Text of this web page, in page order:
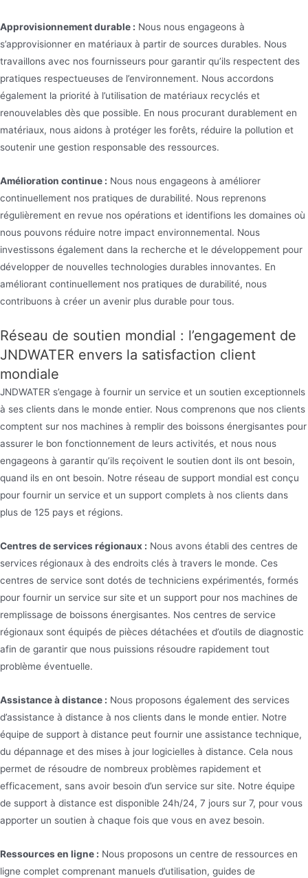
Approvisionnement durable : Nous nous engageons à
s’approvisionner en matériaux à partir de sources durables. Nous
travaillons avec nos fournisseurs pour garantir qu’ils respectent des
pratiques respectueuses de l’environnement. Nous accordons
également la priorité à l’utilisation de matériaux recyclés et
renouvelables dès que possible. En nous procurant durablement en
matériaux, nous aidons à protéger les forêts, réduire la pollution et
soutenir une gestion responsable des ressources.
Amélioration continue : Nous nous engageons à améliorer
continuellement nos pratiques de durabilité. Nous reprenons
régulièrement en revue nos opérations et identifions les domaines où
nous pouvons réduire notre impact environnemental. Nous
investissons également dans la recherche et le développement pour
développer de nouvelles technologies durables innovantes. En
améliorant continuellement nos pratiques de durabilité, nous
contribuons à créer un avenir plus durable pour tous.
Réseau de soutien mondial : l’engagement de
JNDWATER envers la satisfaction client
mondiale
JNDWATER s’engage à fournir un service et un soutien exceptionnels
à ses clients dans le monde entier. Nous comprenons que nos clients
comptent sur nos machines à remplir des boissons énergisantes pour
assurer le bon fonctionnement de leurs activités, et nous nous
engageons à garantir qu’ils reçoivent le soutien dont ils ont besoin,
quand ils en ont besoin. Notre réseau de support mondial est conçu
pour fournir un service et un support complets à nos clients dans
plus de 125 pays et régions.
Centres de services régionaux : Nous avons établi des centres de
services régionaux à des endroits clés à travers le monde. Ces
centres de service sont dotés de techniciens expérimentés, formés
pour fournir un service sur site et un support pour nos machines de
remplissage de boissons énergisantes. Nos centres de service
régionaux sont équipés de pièces détachées et d’outils de diagnostic
afin de garantir que nous puissions résoudre rapidement tout
problème éventuelle.
Assistance à distance : Nous proposons également des services
d’assistance à distance à nos clients dans le monde entier. Notre
équipe de support à distance peut fournir une assistance technique,
du dépannage et des mises à jour logicielles à distance. Cela nous
permet de résoudre de nombreux problèmes rapidement et
efficacement, sans avoir besoin d’un service sur site. Notre équipe
de support à distance est disponible 24h/24, 7 jours sur 7, pour vous
apporter un soutien à chaque fois que vous en avez besoin.
Ressources en ligne : Nous proposons un centre de ressources en
ligne complet comprenant manuels d’utilisation, guides de